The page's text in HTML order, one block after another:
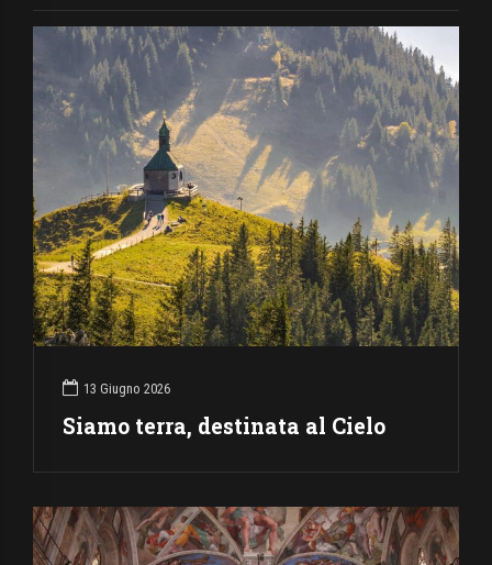
13 Giugno 2026
Siamo terra, destinata al Cielo